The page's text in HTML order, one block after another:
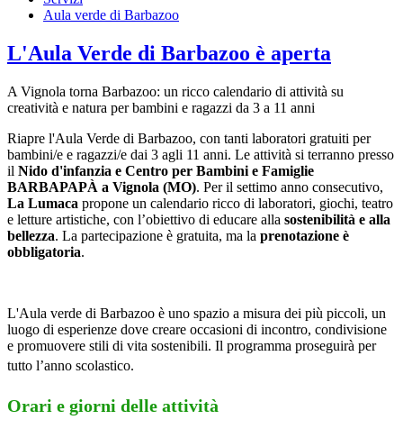
Aula verde di Barbazoo
L'Aula Verde di Barbazoo è aperta
A Vignola torna Barbazoo: un ricco calendario di attività su
creatività e natura per bambini e ragazzi da 3 a 11 anni
Riapre l'Aula Verde di Barbazoo, con tanti laboratori gratuiti per
bambini/e e ragazzi/e dai 3 agli 11 anni. Le attività si terranno presso
il Nido d'infanzia e Centro per Bambini e Famiglie
BARBAPAPÀ a Vignola (MO). Per il settimo anno consecutivo,
La Lumaca propone un calendario ricco di laboratori, giochi, teatro
e letture artistiche, con l’obiettivo di educare alla sostenibilità e alla
bellezza. La partecipazione è gratuita, ma la prenotazione è
obbligatoria.
L'Aula verde di Barbazoo è uno spazio a misura dei più piccoli, un
luogo di esperienze dove creare occasioni di incontro, condivisione
e promuovere stili di vita sostenibili. Il programma proseguirà per
tutto l’anno scolastico.
Orari e giorni delle attività